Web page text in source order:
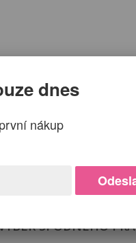
sukně, které vypadají
lemovanou
lichotit vaší postavě.
chcete
nohavice.
SPODNÉHO
dnes
nákup